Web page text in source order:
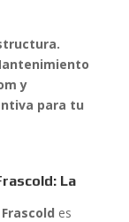
y
para tu
La
es